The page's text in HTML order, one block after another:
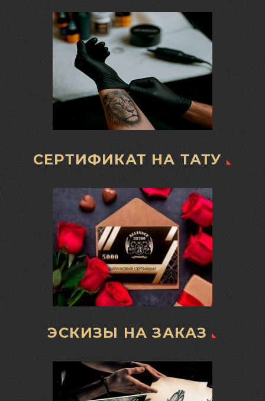
СЕРТИФИКАТ НА ТАТУ
ЭСКИЗЫ НА ЗАКАЗ